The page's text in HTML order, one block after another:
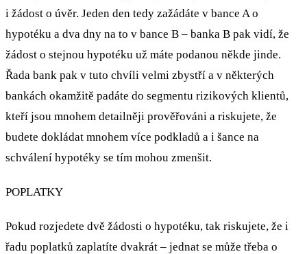
i žádost o úvěr. Jeden den tedy zažádáte v bance A o
hypotéku a dva dny na to v bance B – banka B pak vidí, že
žádost o stejnou hypotéku už máte podanou někde jinde.
Řada bank pak v tuto chvíli velmi zbystří a v některých
bankách okamžitě padáte do segmentu rizikových klientů,
kteří jsou mnohem detailněji prověřováni a riskujete, že
budete dokládat mnohem více podkladů a i šance na
schválení hypotéky se tím mohou zmenšit.
POPLATKY
Pokud rozjedete dvě žádosti o hypotéku, tak riskujete, že i
řadu poplatků zaplatíte dvakrát – jednat se může třeba o